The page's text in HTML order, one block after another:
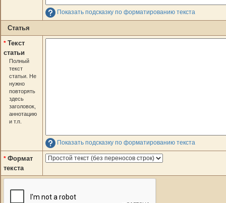
Показать подсказку по форматированию текста
Статья
* Текст
статьи
Полный
текст
статьи. Не
нужно
повторять
здесь
заголовок,
аннотацию
и т.п.
Показать подсказку по форматированию текста
* Формат
текста